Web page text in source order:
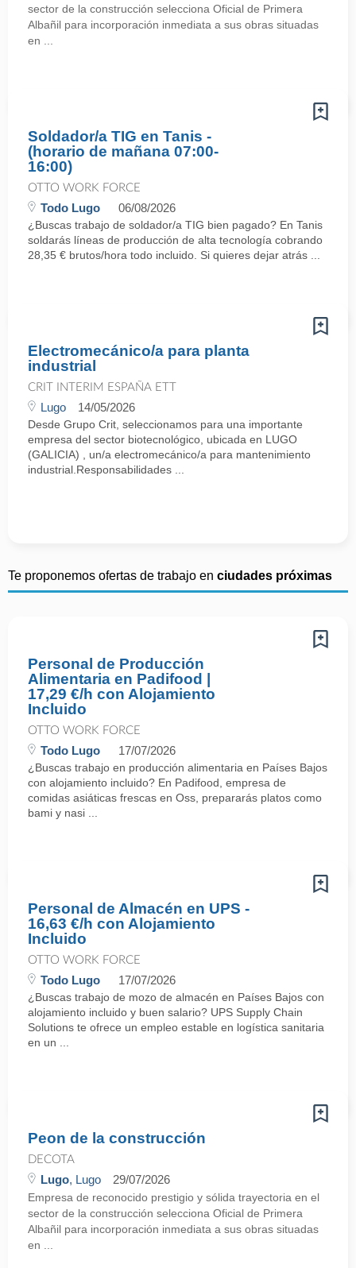
sector de la construcción selecciona Oficial de Primera
Albañil para incorporación inmediata a sus obras situadas
en ...
Soldador/a TIG en Tanis -
(horario de mañana 07:00-
16:00)
OTTO WORK FORCE
Todo Lugo 06/08/2026
¿Buscas trabajo de soldador/a TIG bien pagado? En Tanis
soldarás líneas de producción de alta tecnología cobrando
28,35 € brutos/hora todo incluido. Si quieres dejar atrás ...
Electromecánico/a para planta
industrial
CRIT INTERIM ESPAÑA ETT
Lugo 14/05/2026
Desde Grupo Crit, seleccionamos para una importante
empresa del sector biotecnológico, ubicada en LUGO
(GALICIA) , un/a electromecánico/a para mantenimiento
industrial.Responsabilidades ...
Te proponemos ofertas de trabajo en ciudades próximas
Personal de Producción
Alimentaria en Padifood |
17,29 €/h con Alojamiento
Incluido
OTTO WORK FORCE
Todo Lugo 17/07/2026
¿Buscas trabajo en producción alimentaria en Países Bajos
con alojamiento incluido? En Padifood, empresa de
comidas asiáticas frescas en Oss, prepararás platos como
bami y nasi ...
Personal de Almacén en UPS -
16,63 €/h con Alojamiento
Incluido
OTTO WORK FORCE
Todo Lugo 17/07/2026
¿Buscas trabajo de mozo de almacén en Países Bajos con
alojamiento incluido y buen salario? UPS Supply Chain
Solutions te ofrece un empleo estable en logística sanitaria
en un ...
Peon de la construcción
DECOTA
Lugo, Lugo 29/07/2026
Empresa de reconocido prestigio y sólida trayectoria en el
sector de la construcción selecciona Oficial de Primera
Albañil para incorporación inmediata a sus obras situadas
en ...